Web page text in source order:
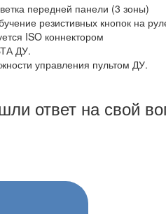
передней панели (3 зоны)
резистивных кнопок на
ISO коннектором
ДУ.
управления пультом ДУ.
ответ на свой